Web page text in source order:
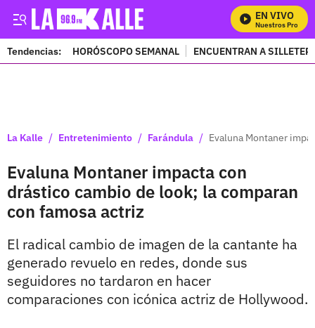
EN VIVO
Mira Todos Nuestros
Tendencias: HORÓSCOPO SEMANAL ENCUENTRAN A
La Kalle / Entretenimiento / Farándula / Evaluna Montaner
Evaluna Montaner impacta con
drástico cambio de look; la comparan
con famosa actriz
El radical cambio de imagen de la cantante ha
generado revuelo en redes, donde sus
seguidores no tardaron en hacer
comparaciones con icónica actriz de Hollywood.